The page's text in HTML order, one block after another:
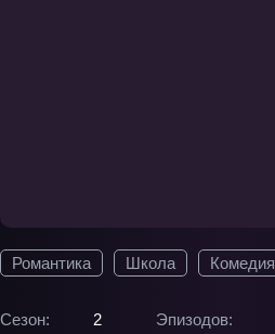
Романтика Школа Комедия
Сезон: 2 Эпизодов: